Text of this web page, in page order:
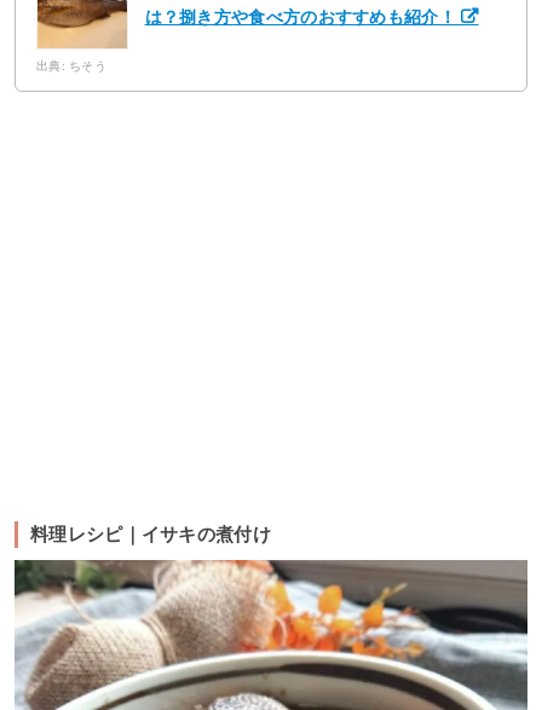
は？捌き方や食べ方のおすすめも紹介！
出典: ちそう
料理レシピ｜イサキの煮付け